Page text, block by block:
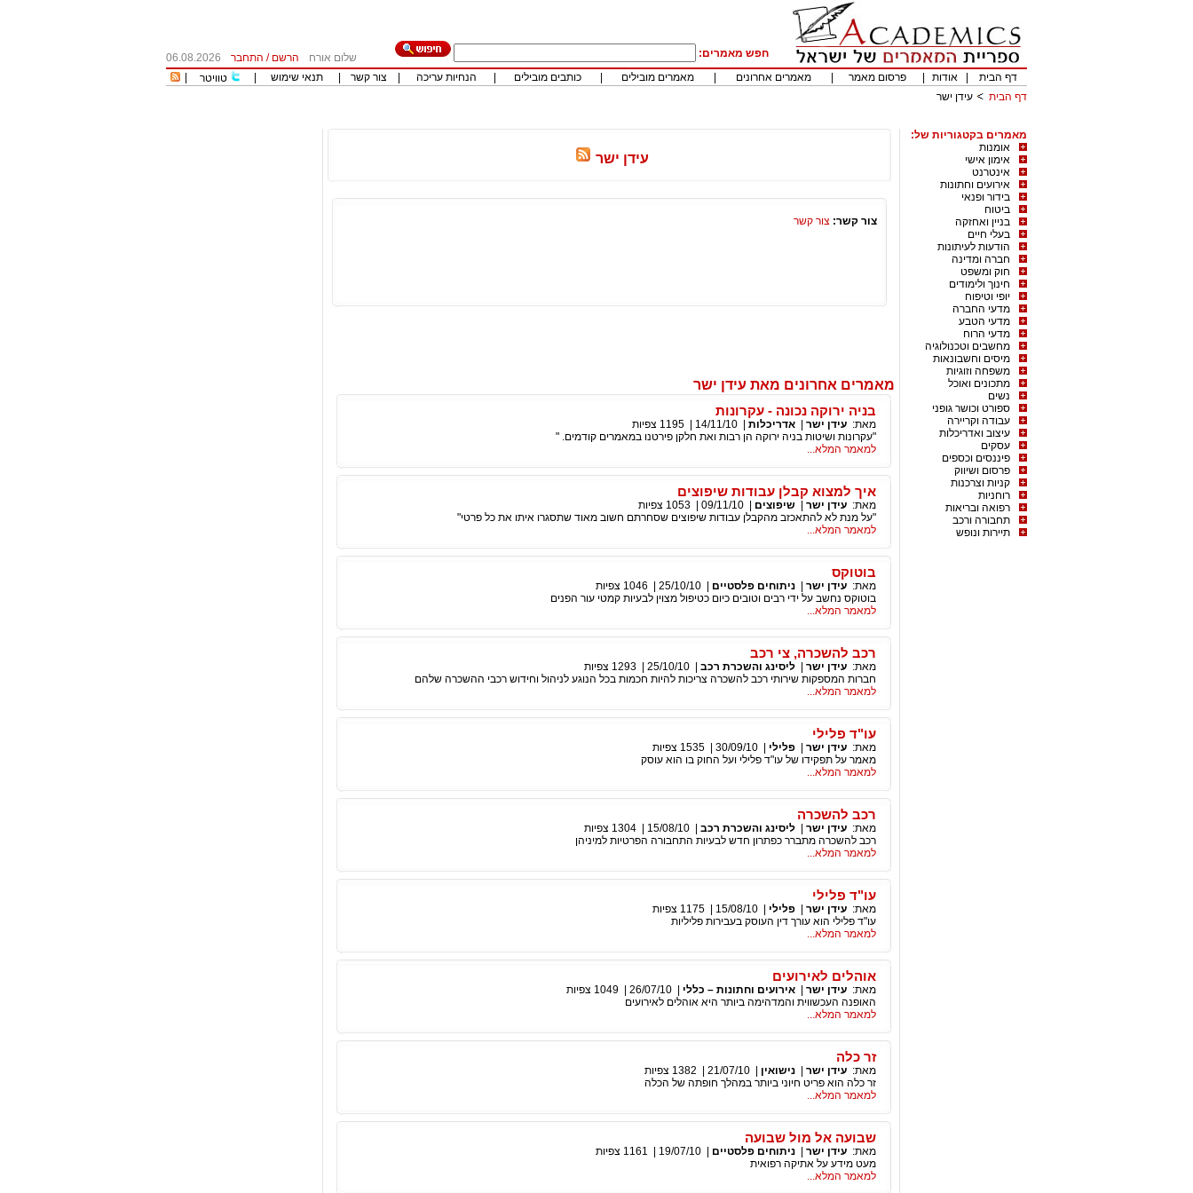
חפש מאמרים: שלום אורח הרשם / התחבר
06.08.2026
דף הבית
אודות פרסום מאמר מאמרים אחרונים מאמרים מובילים כותבים מובילים הנחיות עריכה צור קשר תנאי שימוש טוויטר
דף הבית
עידן ישר
מאמרים בקטגוריות של:
אומנות
אימון אישי
אינטרנט
אירועים וחתונות
בידור ופנאי
ביטוח
בניין ואחזקה
בעלי חיים
הודעות לעיתונות
חברה ומדינה
חוק ומשפט
חינוך ולימודים
יופי וטיפוח
מדעי החברה
מדעי הטבע
מדעי הרוח
מחשבים וטכנולוגיה
מיסים וחשבונאות
משפחה וזוגיות
מתכונים ואוכל
נשים
ספורט וכושר גופני
עבודה וקריירה
עיצוב ואדריכלות
עסקים
פיננסים וכספים
פרסום ושיווק
קניות וצרכנות
רוחניות
רפואה ובריאות
תחבורה ורכב
תיירות ונופש
עידן ישר
צור קשר: צור קשר
מאמרים אחרונים מאת עידן ישר
בניה ירוקה נכונה - עקרונות
מאת: עידן ישר אדריכלות 14/11/10
1195 צפיות
"עקרונות ושיטות בניה ירוקה הן רבות ואת חלקן פירטנו במאמרים קודמים. "
למאמר המלא...
איך למצוא קבלן עבודות שיפוצים
מאת: עידן ישר שיפוצים 09/11/10
1053 צפיות
"על מנת לא להתאכזב מהקבלן עבודות שיפוצים שסחרתם חשוב מאוד שתסגרו איתו את כל פרטי"
למאמר המלא...
בוטוקס
מאת: עידן ישר ניתוחים פלסטיים 25/10/10
1046 צפיות
בוטוקס נחשב על ידי רבים וטובים כיום כטיפול מצוין לבעיות קמטי עור הפנים
למאמר המלא...
רכב להשכרה, צי רכב
מאת: עידן ישר ליסינג והשכרת רכב 25/10/10
1293 צפיות
חברות המספקות שירותי רכב להשכרה צריכות להיות חכמות בכל הנוגע לניהול וחידוש רכבי ההשכרה שלהם
למאמר המלא...
עו"ד פלילי
מאת: עידן ישר פלילי 30/09/10
1535 צפיות
מאמר על תפקידו של עו"ד פלילי ועל החוק בו הוא עוסק
למאמר המלא...
רכב להשכרה
מאת: עידן ישר ליסינג והשכרת רכב 15/08/10
1304 צפיות
רכב להשכרה מתברר כפתרון חדש לבעיות התחבורה הפרטיות למיניהן
למאמר המלא...
עו"ד פלילי
מאת: עידן ישר פלילי 15/08/10
1175 צפיות
עו"ד פלילי הוא עורך דין העוסק בעבירות פליליות
למאמר המלא...
אוהלים לאירועים
מאת: עידן ישר אירועים וחתונות – כללי 26/07/10
1049 צפיות
האופנה העכשווית והמדהימה ביותר היא אוהלים לאירועים
למאמר המלא...
זר כלה
מאת: עידן ישר נישואין 21/07/10
1382 צפיות
זר כלה הוא פריט חיוני ביותר במהלך חופתה של הכלה
למאמר המלא...
שבועה אל מול שבועה
מאת: עידן ישר ניתוחים פלסטיים 19/07/10
1161 צפיות
מעט מידע על אתיקה רפואית
למאמר המלא...